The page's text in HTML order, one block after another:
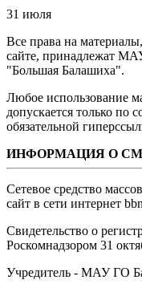
31 июля
Все права на
сайте, принадлежат
"Большая Балашиха".
Любое использование
допускается только по
обязательной
ИНФОРМАЦИЯ О
Сетевое средство
сайт в сети интернет
Свидетельство о
Роскомнадзором 31
Учредитель - МАУ ГО